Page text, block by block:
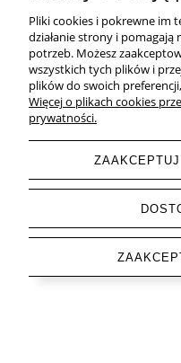
Odpowiednio dobrane
oświetlenie, ale także
harmonijną przestrzeń.
Pliki cookies i pokrewne im
działanie strony i
potrzeb. Możesz
wszystkich tych plików i
plików do swoich
Więcej o plikach cookies
prywatności.